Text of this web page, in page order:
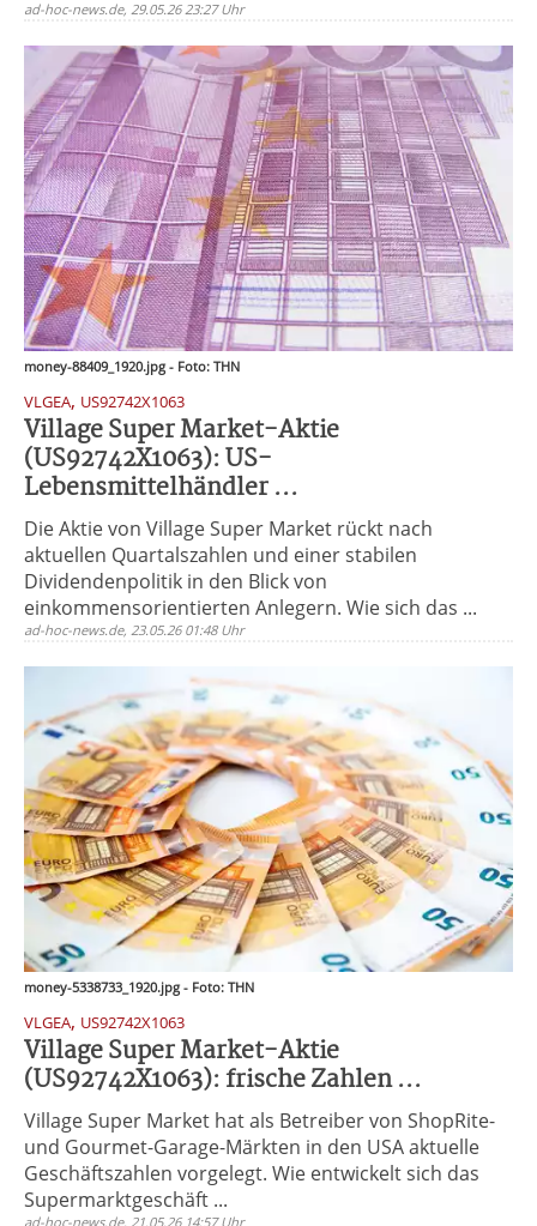
ad-hoc-news.de, 29.05.26 23:27 Uhr
money-88409_1920.jpg - Foto: THN
VLGEA, US92742X1063
Village Super Market-Aktie
(US92742X1063): US-
Lebensmittelhändler ...
Die Aktie von Village Super Market rückt nach
aktuellen Quartalszahlen und einer stabilen
Dividendenpolitik in den Blick von
einkommensorientierten Anlegern. Wie sich das ...
ad-hoc-news.de, 23.05.26 01:48 Uhr
money-5338733_1920.jpg - Foto: THN
VLGEA, US92742X1063
Village Super Market-Aktie
(US92742X1063): frische Zahlen ...
Village Super Market hat als Betreiber von ShopRite-
und Gourmet-Garage-Märkten in den USA aktuelle
Geschäftszahlen vorgelegt. Wie entwickelt sich das
Supermarktgeschäft ...
ad-hoc-news.de, 21.05.26 14:57 Uhr